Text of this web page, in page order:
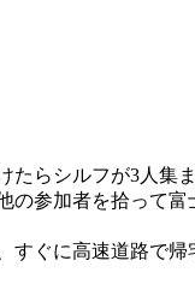
らシルフが3人集
参加者を拾って
ぐに高速道路で